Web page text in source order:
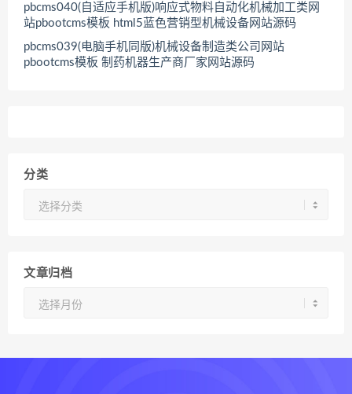
pbcms040(自适应手机版)响应式物料自动化机械加工类网
站pbootcms模板 html5蓝色营销型机械设备网站源码
pbcms039(电脑手机同版)机械设备制造类公司网站
pbootcms模板 制药机器生产商厂家网站源码
分类
文章归档